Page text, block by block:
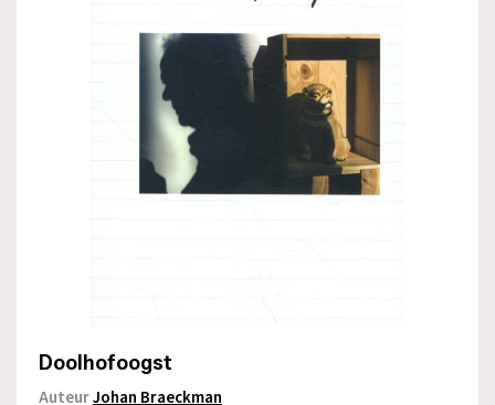
Doolhofoogst
AuteurJohan Braeckman